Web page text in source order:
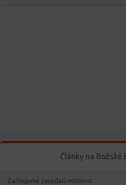
Články na Božské
Zařizujeme zasedací místnost